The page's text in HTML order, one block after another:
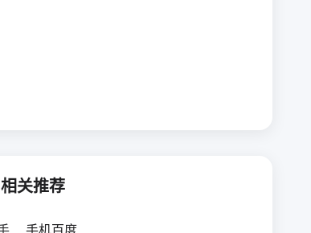
相关推荐
手机百度